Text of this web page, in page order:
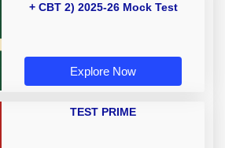
+ CBT 2) 2025-26 Mock Test
Explore Now
TEST PRIME